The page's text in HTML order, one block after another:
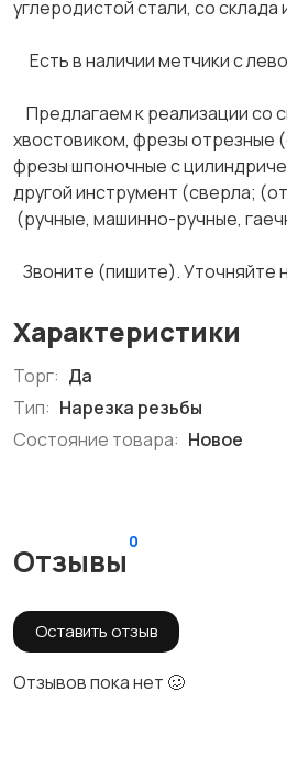
углеродистой стали, со склада
Есть в наличии метчики с
Предлагаем к реализации со
хвостовиком, фрезы отрезные
фрезы шпоночные с
другой инструмент (сверла;
(ручные, машинно-ручные,
Звоните (пишите). Уточняйте
Характеристики
Торг: Да
Тип: Нарезка резьбы
Состояние товара: Новое
Отзывы
0
Оставить отзыв
Отзывов пока нет 🥴